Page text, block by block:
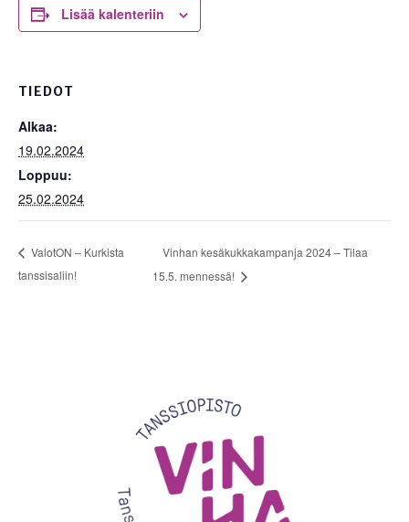
Lisää kalenteriin
TIEDOT
Alkaa:
19.02.2024
Loppuu:
25.02.2024
ValotON – Kurkista
tanssisaliin!
Vinhan kesäkukkakampanja 2024 – Tilaa
15.5. mennessä!